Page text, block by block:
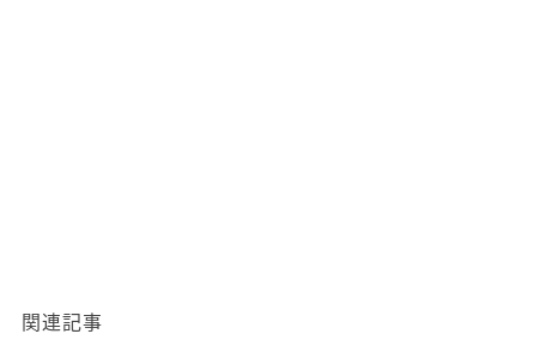
関連記事